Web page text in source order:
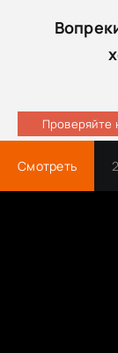
Проверяйте
Смотреть